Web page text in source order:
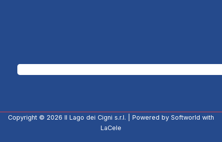
Copyright © 2026 Il Lago dei Cigni s.r.l. | Powered by Softworld with
LaCele